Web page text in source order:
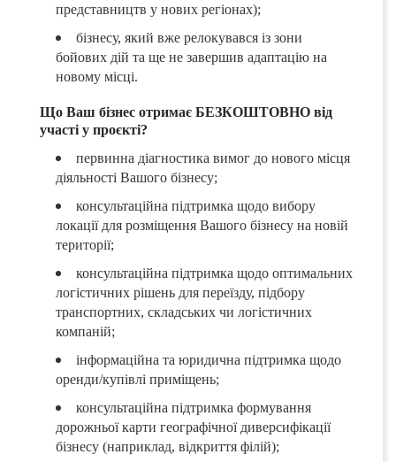
представництв у нових регіонах);
бізнесу, який вже релокувався із зони
бойових дій та ще не завершив адаптацію на
новому місці.
Що Ваш бізнес отримає БЕЗКОШТОВНО від
участі у проєкті?
первинна діагностика вимог до нового місця
діяльності Вашого бізнесу;
консультаційна підтримка щодо вибору
локації для розміщення Вашого бізнесу на новій
території;
консультаційна підтримка щодо оптимальних
логістичних рішень для переїзду, підбору
транспортних, складських чи логістичних
компаній;
інформаційна та юридична підтримка щодо
оренди/купівлі приміщень;
консультаційна підтримка формування
дорожньої карти географічної диверсифікації
бізнесу (наприклад, відкриття філій);